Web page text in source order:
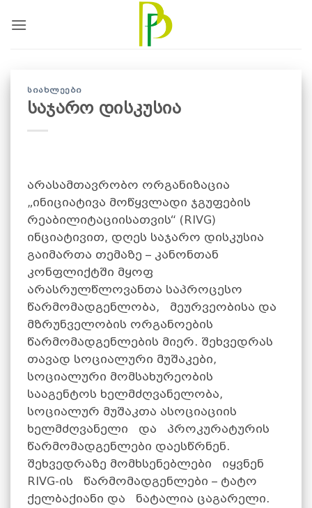
ᲡᲘᲐᲮᲚᲔᲔᲑᲘ
საჯარო დისკუსია
არასამთავრობო ორგანიზაცია
„ინიციატივა მოწყვლადი ჯგუფების
რეაბილიტაციისათვის“ (RIVG)
ინციატივით, დღეს საჯარო დისკუსია
გაიმართა თემაზე – კანონთან
კონფლიქტში მყოფ
არასრულწლოვანთა საპროცესო
წარმომადგენლობა, მეურვეობისა და
მზრუნველობის ორგანოების
წარმომადგენლების მიერ. შეხვედრას
თავად სოციალური მუშაკები,
სოციალური მომსახურეობის
სააგენტოს ხელმძღვანელობა,
სოციალურ მუშაკთა ასოციაციის
ხელმძღვანელი და პროკურატურის
წარმომადგენლები დაესწრნენ.
შეხვედრაზე მომხსენებლები იყვნენ
RIVG-ის წარმომადგენლები – ტატო
ქელბაქიანი და ნატალია ცაგარელი.